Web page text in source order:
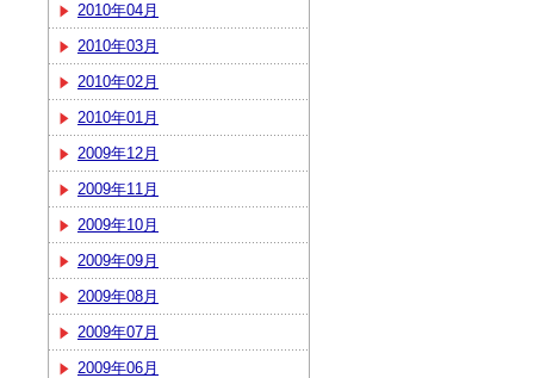
2010年04月
2010年03月
2010年02月
2010年01月
2009年12月
2009年11月
2009年10月
2009年09月
2009年08月
2009年07月
2009年06月